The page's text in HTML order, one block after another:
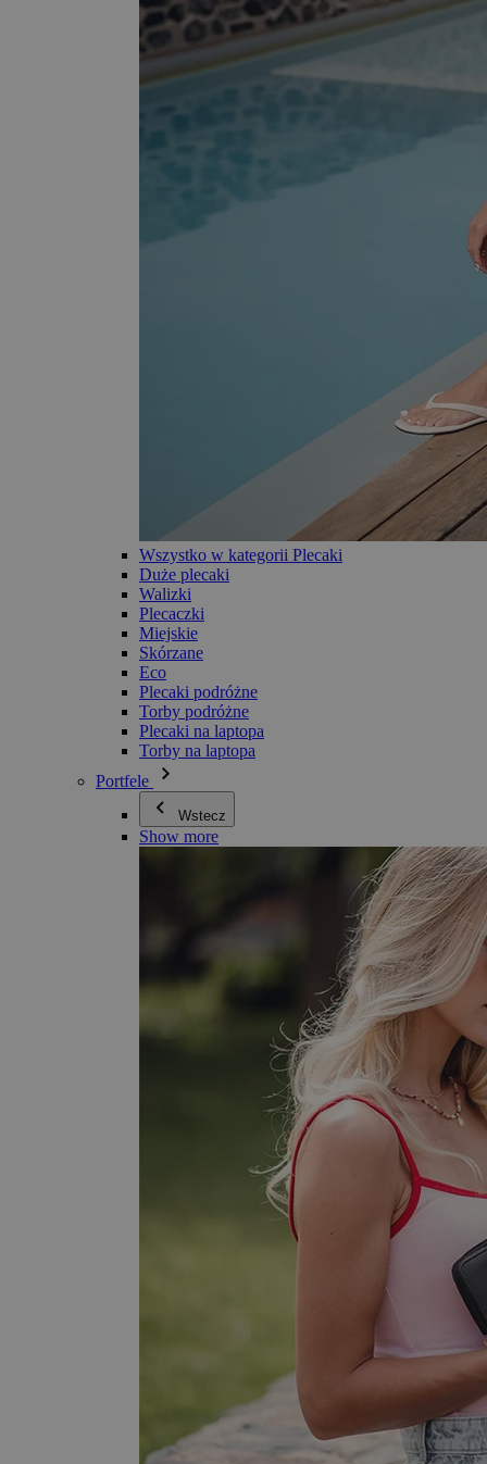
Wszystko w kategorii Plecaki
Duże plecaki
Walizki
Plecaczki
Miejskie
Skórzane
Eco
Plecaki podróżne
Torby podróżne
Plecaki na laptopa
Torby na laptopa
Portfele
Wstecz
Show more